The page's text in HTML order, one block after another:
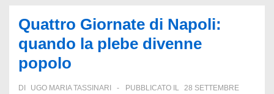
Quattro Giornate di Napoli:
quando la plebe divenne
popolo
DI UGO MARIA TASSINARI PUBBLICATO IL 28 SETTEMBRE